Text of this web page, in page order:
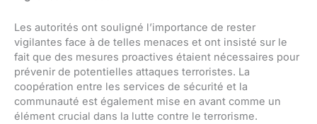
Les autorités ont souligné l’importance de rester
vigilantes face à de telles menaces et ont insisté sur le
fait que des mesures proactives étaient nécessaires pour
prévenir de potentielles attaques terroristes. La
coopération entre les services de sécurité et la
communauté est également mise en avant comme un
élément crucial dans la lutte contre le terrorisme.